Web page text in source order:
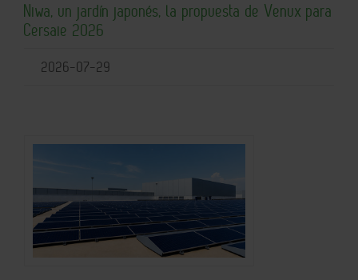
Niwa, un jardín japonés, la propuesta de Venux para
Cersaie 2026
2026-07-29